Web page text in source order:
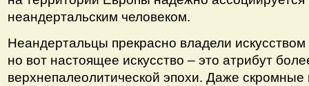
неандертальским человеком.
Неандертальцы прекрасно владели
но вот настоящее искусство – это атрибут
верхнепалеолитической эпохи. Даже скромные